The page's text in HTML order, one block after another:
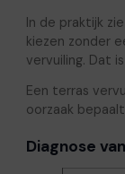
In de praktijk
kiezen zonder
vervuiling. Dat
Een terras
oorzaak
Diagnose